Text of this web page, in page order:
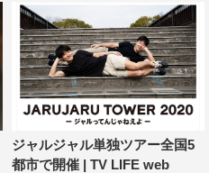
ジャルジャル単独ツアー全国5
都市で開催 | TV LIFE web